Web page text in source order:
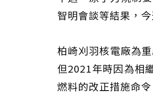
智明會談等結果，
柏崎刈羽核電廠為
但2021年時因為相
燃料的改正措施命